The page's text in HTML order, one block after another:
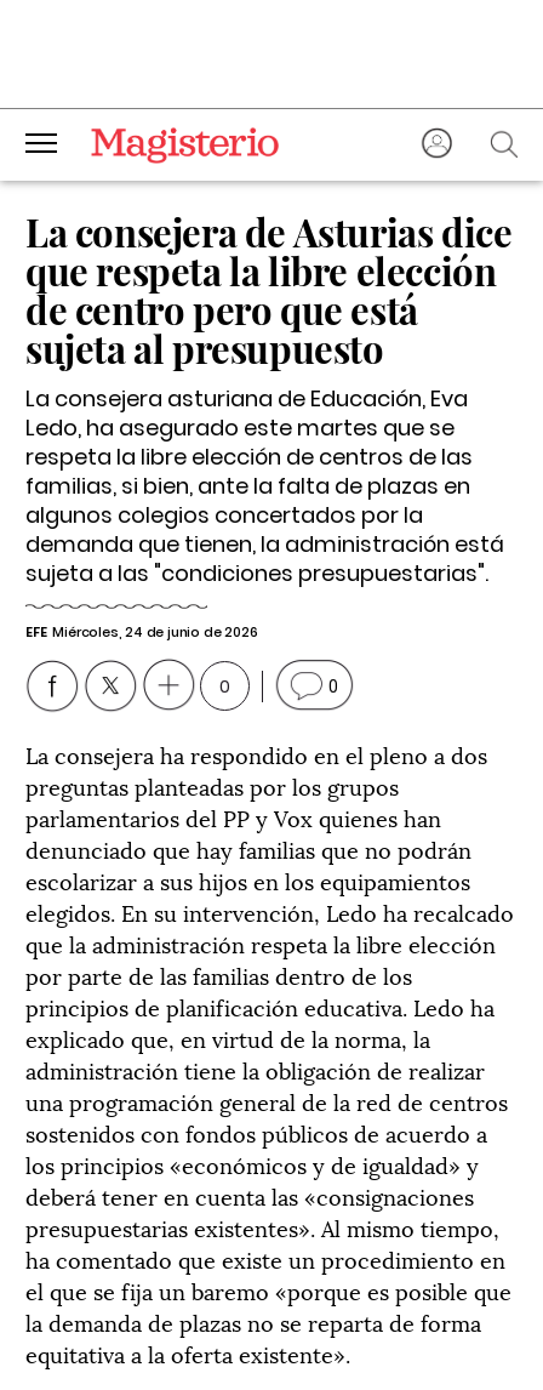
La consejera de Asturias dice
que respeta la libre elección
de centro pero que está
sujeta al presupuesto
La consejera asturiana de Educación, Eva
Ledo, ha asegurado este martes que se
respeta la libre elección de centros de las
familias, si bien, ante la falta de plazas en
algunos colegios concertados por la
demanda que tienen, la administración está
sujeta a las "condiciones presupuestarias".
EFE Miércoles, 24 de junio de 2026
0 0
La consejera ha respondido en el pleno a dos
preguntas planteadas por los grupos
parlamentarios del PP y Vox quienes han
denunciado que hay familias que no podrán
escolarizar a sus hijos en los equipamientos
elegidos. En su intervención, Ledo ha recalcado
que la administración respeta la libre elección
por parte de las familias dentro de los
principios de planificación educativa. Ledo ha
explicado que, en virtud de la norma, la
administración tiene la obligación de realizar
una programación general de la red de centros
sostenidos con fondos públicos de acuerdo a
los principios «económicos y de igualdad» y
deberá tener en cuenta las «consignaciones
presupuestarias existentes». Al mismo tiempo,
ha comentado que existe un procedimiento en
el que se fija un baremo «porque es posible que
la demanda de plazas no se reparta de forma
equitativa a la oferta existente».